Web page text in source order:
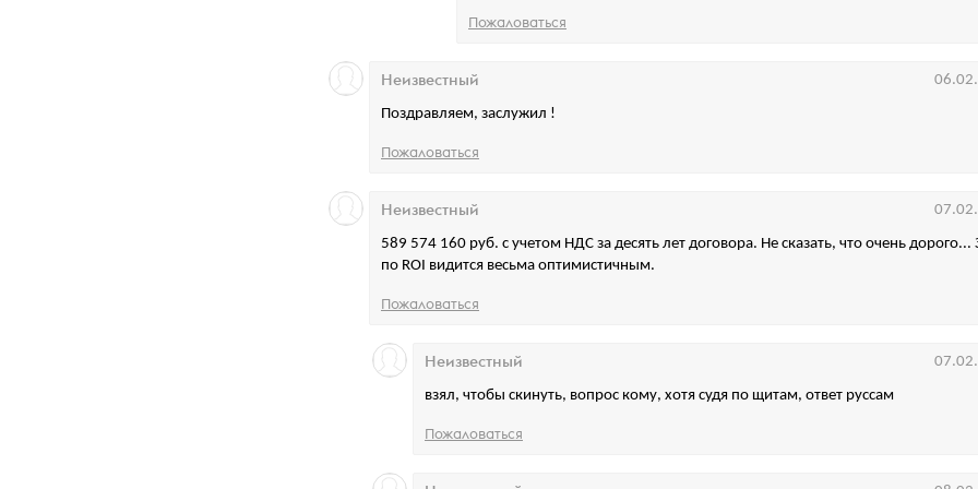
Пожаловаться
Поздравляем, заслужил !
Неизвестный
Пожаловаться
589 574 160 руб. с учетом НДС за десять лет договора. Не сказать, что очень дорого...
по ROI видится весьма оптимистичным.
Неизвестный
Пожаловаться
взял, чтобы скинуть, вопрос кому, хотя судя по щитам, ответ руссам
Неизвестный
Пожаловаться